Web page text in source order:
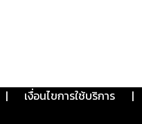
| เงื่อนไขการใช้บริการ |